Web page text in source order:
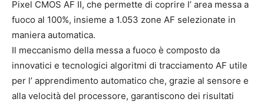
Pixel CMOS AF II, che permette di coprire l’ area messa a
fuoco al 100%, insieme a 1.053 zone AF selezionate in
maniera automatica.
Il meccanismo della messa a fuoco è composto da
innovatici e tecnologici algoritmi di tracciamento AF utile
per l’ apprendimento automatico che, grazie al sensore e
alla velocità del processore, garantiscono dei risultati